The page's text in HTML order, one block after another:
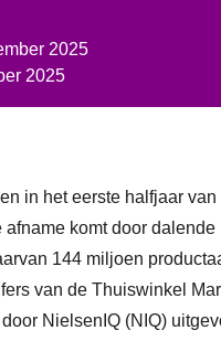
2025
2025
in het eerste halfjaar
komt door
144 miljoen
van de Thuiswinkel
NielsenIQ (NIQ)